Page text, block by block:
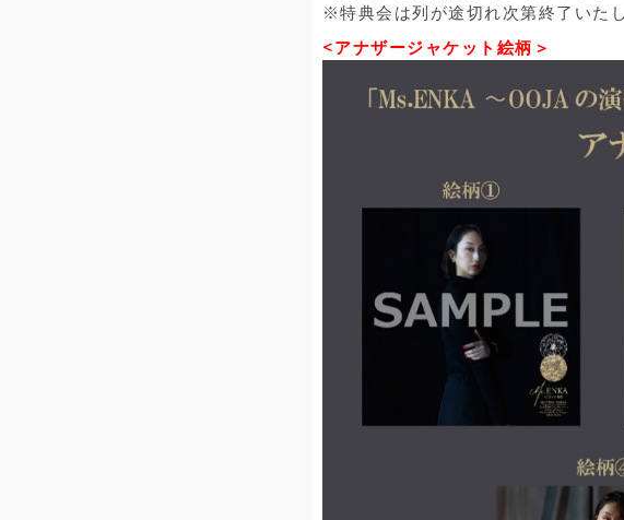
※特典会は列が途切れ次第終了いたし
<アナザージャケット絵柄＞